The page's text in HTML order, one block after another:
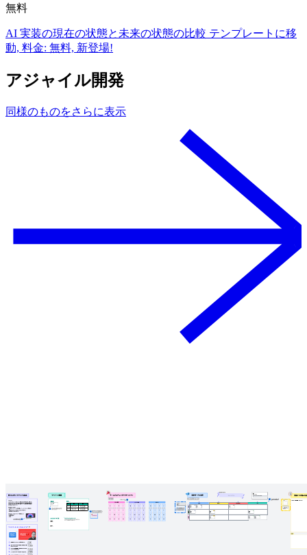
無料
AI 実装の現在の状態と未来の状態の比較 テンプレートに移
動, 料金: 無料, 新登場!
アジャイル開発
同様のものをさらに表示